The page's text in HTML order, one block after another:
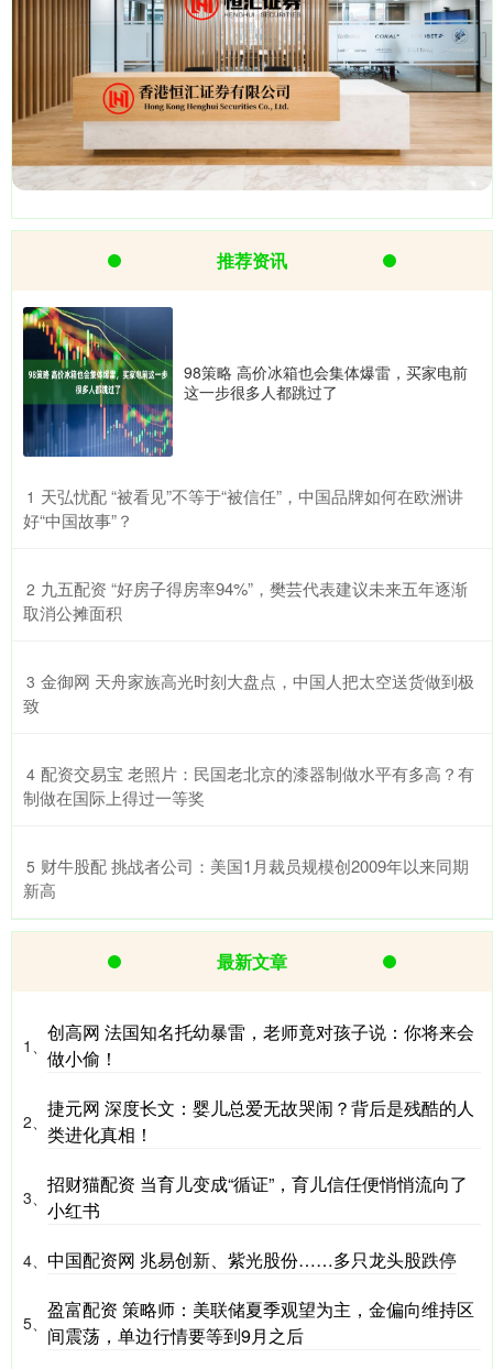
推荐资讯
98策略 高价冰箱也会集体爆雷，买家电前
这一步很多人都跳过了
1 ​天弘忧配 “被看见”不等于“被信任”，中国品牌如何在欧洲讲
好“中国故事”？
2 ​九五配资 “好房子得房率94%”，樊芸代表建议未来五年逐渐
取消公摊面积
3 ​金御网 天舟家族高光时刻大盘点，中国人把太空送货做到极
致
4 ​配资交易宝 老照片：民国老北京的漆器制做水平有多高？有
制做在国际上得过一等奖
5 ​财牛股配 挑战者公司：美国1月裁员规模创2009年以来同期
新高
最新文章
1、
创高网 法国知名托幼暴雷，老师竟对孩子说：你将来会
做小偷！
2、
捷元网 深度长文：婴儿总爱无故哭闹？背后是残酷的人
类进化真相！
3、
招财猫配资 当育儿变成“循证”，育儿信任便悄悄流向了
小红书
4、 中国配资网 兆易创新、紫光股份……多只龙头股跌停
5、
盈富配资 策略师：美联储夏季观望为主，金偏向维持区
间震荡，单边行情要等到9月之后